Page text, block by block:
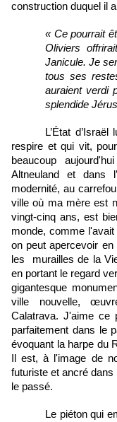
construction duquel il
« Ce pourrait
Oliviers
Janicule. Je
tous ses
auraient verdi
splendide
L’État
respire et qui vit,
beaucoup
Altneuland et dans
modernité, au
ville où ma mère est
vingt-cinq ans, est
monde, comme
on peut apercevoir
les  murailles de la
en portant le regard
gigantesque
ville nouvelle,
Calatrava. J'aime ce
parfaitement dans le
évoquant la harpe du
Il est, à l'image de
futuriste et ancré
le passé.
Le piéton qui